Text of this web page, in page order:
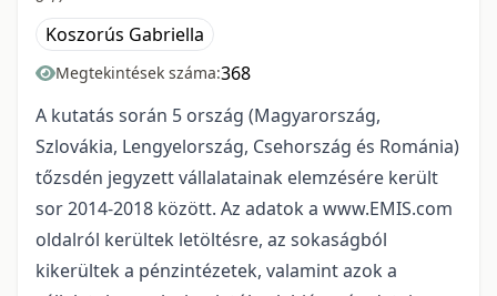
Koszorús Gabriella
Megtekintések száma:368
A kutatás során 5 ország (Magyarország,
Szlovákia, Lengyelország, Csehország és Románia)
tőzsdén jegyzett vállalatainak elemzésére került
sor 2014-2018 között. Az adatok a www.EMIS.com
oldalról kerültek letöltésre, az sokaságból
kikerültek a pénzintézetek, valamint azok a